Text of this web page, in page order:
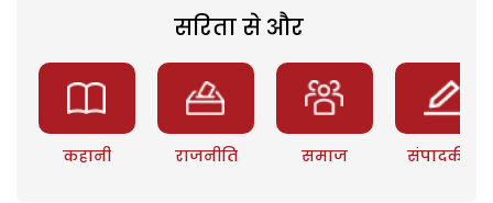
सरिता से और
कहानी राजनीति समाज संपादकीय